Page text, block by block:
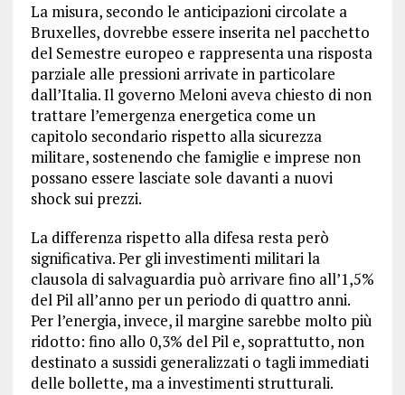
La misura, secondo le anticipazioni circolate a
Bruxelles, dovrebbe essere inserita nel pacchetto
del Semestre europeo e rappresenta una risposta
parziale alle pressioni arrivate in particolare
dall’Italia. Il governo Meloni aveva chiesto di non
trattare l’emergenza energetica come un
capitolo secondario rispetto alla sicurezza
militare, sostenendo che famiglie e imprese non
possano essere lasciate sole davanti a nuovi
shock sui prezzi.
La differenza rispetto alla difesa resta però
significativa. Per gli investimenti militari la
clausola di salvaguardia può arrivare fino all’1,5%
del Pil all’anno per un periodo di quattro anni.
Per l’energia, invece, il margine sarebbe molto più
ridotto: fino allo 0,3% del Pil e, soprattutto, non
destinato a sussidi generalizzati o tagli immediati
delle bollette, ma a investimenti strutturali.